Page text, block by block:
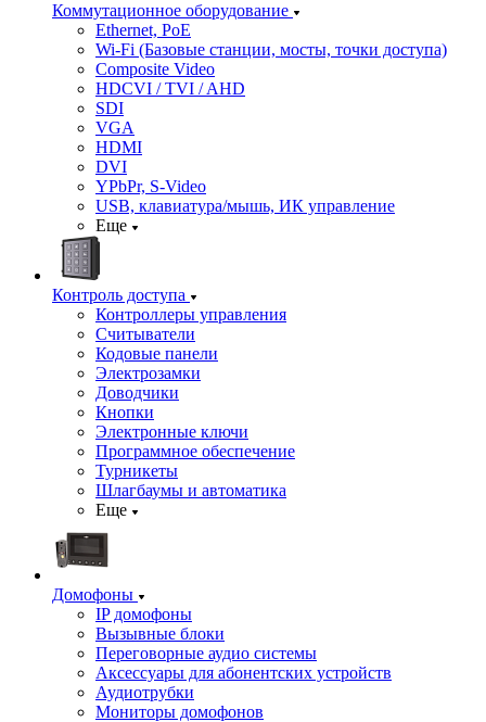
Коммутационное оборудование
Ethernet, PoE
Wi-Fi (Базовые станции, мосты, точки доступа)
Composite Video
HDCVI / TVI / AHD
SDI
VGA
HDMI
DVI
YPbPr, S-Video
USB, клавиатура/мышь, ИК управление
Еще
Контроль доступа
Контроллеры управления
Считыватели
Кодовые панели
Электрозамки
Доводчики
Кнопки
Электронные ключи
Программное обеспечение
Турникеты
Шлагбаумы и автоматика
Еще
Домофоны
IP домофоны
Вызывные блоки
Переговорные аудио системы
Аксессуары для абонентских устройств
Аудиотрубки
Мониторы домофонов